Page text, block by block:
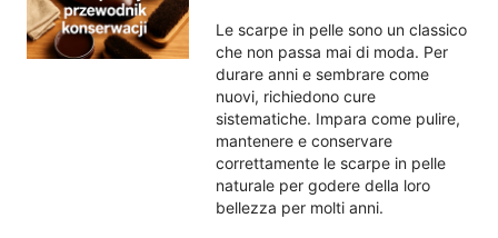
Le scarpe in pelle sono un classico
che non passa mai di moda. Per
durare anni e sembrare come
nuovi, richiedono cure
sistematiche. Impara come pulire,
mantenere e conservare
correttamente le scarpe in pelle
naturale per godere della loro
bellezza per molti anni.